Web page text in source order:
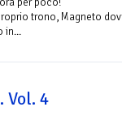
trono, Magneto
in...
Vol. 4